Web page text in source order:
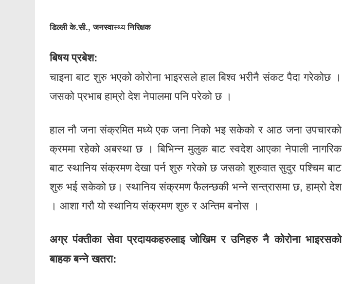
डिल्ली के.सी., जनस्वास्थ्यनिरिक्षक
बिषय प्रबेश:
चाइना बाट शुरु भएको कोरोना भाइरसले हाल बिश्व भरीनै संकट पैदा गरेकोछ ।
जसको प्रभाब हाम्रो देश नेपालमा पनि परेको छ ।
हाल नौ जना संक्रमित मध्ये एक जना निको भइ सकेको र आठ जना उपचारको
क्रममा रहेको अबस्था छ । बिभिन्न मुलुक बाट स्वदेश आएका नेपाली नागरिक
बाट स्थानिय संक्रमण देखा पर्न शुरु गरेको छ जसको शुरुवात सुदुर पश्चिम बाट
शुरु भई सकेको छ। स्थानिय संक्रमण फैलन्छकी भन्ने सन्त्रासमा छ, हाम्रो देश
। आशा गरौ यो स्थानिय संक्रमण शुरु र अन्तिम बनोस ।
अग्र पंक्तीका सेवा प्रदायकहरुलाइ जोखिम र उनिहरु नै कोरोना भाइरसको
बाहक बन्ने खतरा: